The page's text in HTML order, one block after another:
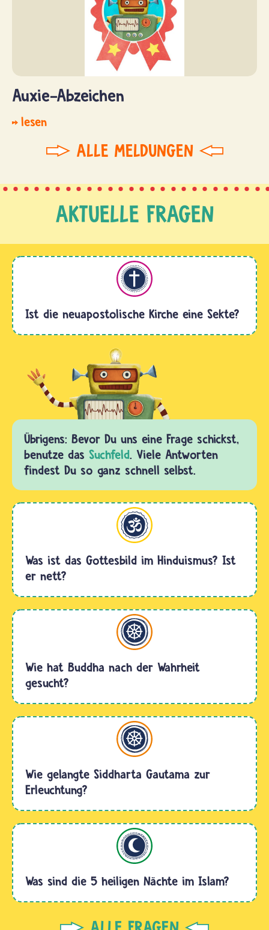
Auxie-Abzeichen
lesen
ALLE MELDUNGEN
AKTUELLE FRAGEN
Ist die neuapostolische Kirche eine Sekte?
Übrigens: Bevor Du uns eine Frage schickst,
benutze das Suchfeld. Viele Antworten
findest Du so ganz schnell selbst.
Was ist das Gottesbild im Hinduismus? Ist
er nett?
Wie hat Buddha nach der Wahrheit
gesucht?
Wie gelangte Siddharta Gautama zur
Erleuchtung?
Was sind die 5 heiligen Nächte im Islam?